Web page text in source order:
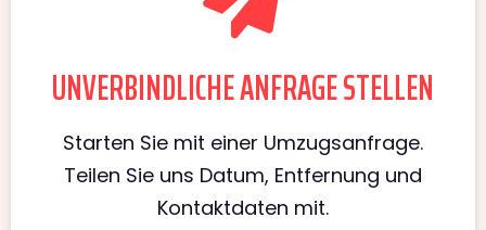
UNVERBINDLICHE ANFRAGE STELLEN
Starten Sie mit einer Umzugsanfrage.
Teilen Sie uns Datum, Entfernung und
Kontaktdaten mit.